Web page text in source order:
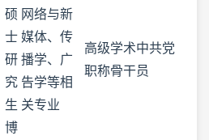
硕
士
研
究
生
网络与新
媒体、传
播学、广
告学等相
关专业
高级
职称
学术
骨干
中共党
员
博